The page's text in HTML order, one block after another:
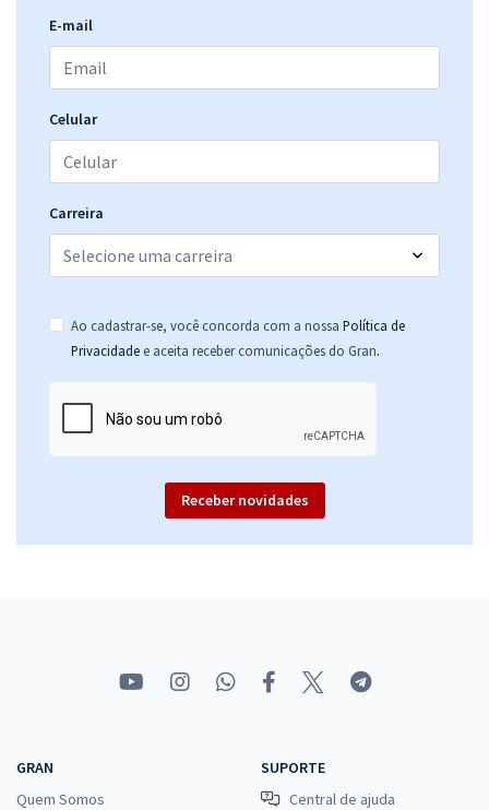
E-mail
Celular
Carreira
Ao cadastrar-se, você concorda com a nossa Política de
Privacidade e aceita receber comunicações do Gran.
Receber novidades
GRAN
Quem Somos
SUPORTE
Central de ajuda